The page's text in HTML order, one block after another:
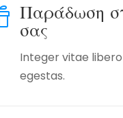
Παράδωση
σας
Integer vitae
egestas.